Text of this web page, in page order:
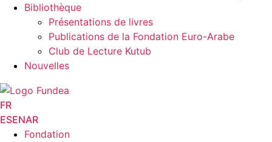
Bibliothèque
Présentations de livres
Publications de la Fondation Euro-Arabe
Club de Lecture Kutub
Nouvelles
FR
ESENAR
Fondation